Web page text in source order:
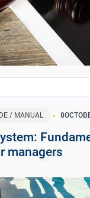
/ MANUAL 8
managers